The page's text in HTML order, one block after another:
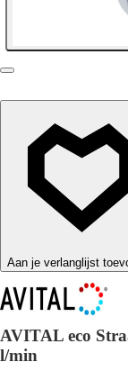
AVITAL eco
l/min